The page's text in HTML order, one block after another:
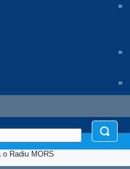
»
»
»
o Radiu MORS